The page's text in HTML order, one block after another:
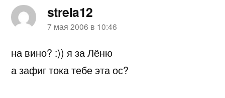
strela12
пишет:
7 мая 2006 в 10:46
на вино? :)) я за Лёню
а зафиг тока тебе эта ос?